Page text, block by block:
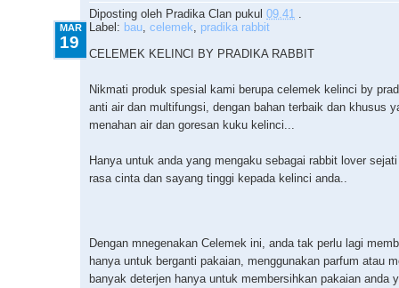
Diposting oleh Pradika Clan pukul 09.41
MAR
19
Label: bau celemek pradika rabbit
CELEMEK KELINCI BY PRADIKA RABBIT
Nikmati produk spesial kami berupa celemek kelinci by
anti air dan multifungsi, dengan bahan terbaik dan khusus
menahan air dan goresan kuku kelinci...
Hanya untuk anda yang mengaku sebagai rabbit lover
rasa cinta dan sayang tinggi kepada kelinci anda..
Dengan mnegenakan Celemek ini, anda tak perlu lagi
hanya untuk berganti pakaian, menggunakan parfum atau
banyak deterjen hanya untuk membersihkan pakaian anda